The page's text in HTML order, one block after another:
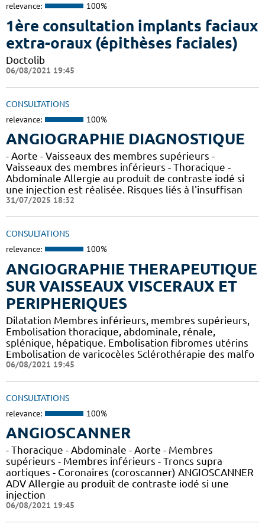
relevance: 100%
1ère consultation implants faciaux
extra-oraux (épithèses faciales)
Doctolib
06/08/2021 19:45
CONSULTATIONS
relevance: 100%
ANGIOGRAPHIE DIAGNOSTIQUE
- Aorte - Vaisseaux des membres supérieurs -
Vaisseaux des membres inférieurs - Thoracique -
Abdominale Allergie au produit de contraste iodé si
une injection est réalisée. Risques liés à l'insuffisan
31/07/2025 18:32
CONSULTATIONS
relevance: 100%
ANGIOGRAPHIE THERAPEUTIQUE
SUR VAISSEAUX VISCERAUX ET
PERIPHERIQUES
Dilatation Membres inférieurs, membres supérieurs,
Embolisation thoracique, abdominale, rénale,
splénique, hépatique. Embolisation fibromes utérins
Embolisation de varicocèles Sclérothérapie des malfo
06/08/2021 19:45
CONSULTATIONS
relevance: 100%
ANGIOSCANNER
- Thoracique - Abdominale - Aorte - Membres
supérieurs - Membres inférieurs - Troncs supra
aortiques - Coronaires (coroscanner) ANGIOSCANNER
ADV Allergie au produit de contraste iodé si une
injection
06/08/2021 19:45